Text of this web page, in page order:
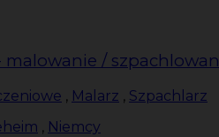
malowanie /
, Malarz , Szpachlarz
, Niemcy